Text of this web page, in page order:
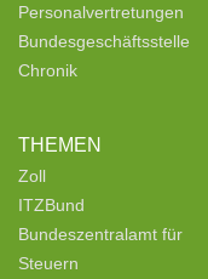
Personalvertretungen
Bundesgeschäftsstelle
Chronik
THEMEN
Zoll
ITZBund
Bundeszentralamt für
Steuern